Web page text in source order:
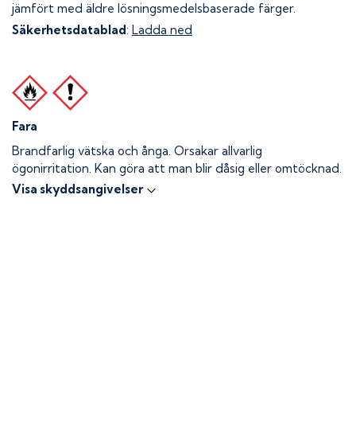
jämfört med äldre lösningsmedelsbaserade färger.
Säkerhetsdatablad: Ladda ned
Fara
Brandfarlig vätska och ånga. Orsakar allvarlig
ögonirritation. Kan göra att man blir dåsig eller omtöcknad.
Visa skyddsangivelser